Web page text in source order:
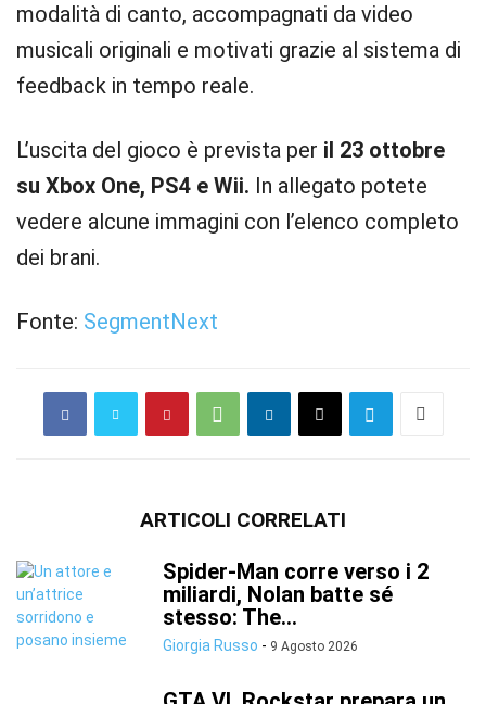
modalità di canto, accompagnati da video
musicali originali e motivati grazie al sistema di
feedback in tempo reale.
L’uscita del gioco è prevista per il 23 ottobre
su Xbox One, PS4 e Wii. In allegato potete
vedere alcune immagini con l’elenco completo
dei brani.
Fonte: SegmentNext
ARTICOLI CORRELATI
Spider-Man corre verso i 2
miliardi, Nolan batte sé
stesso: The...
Giorgia Russo - 9 Agosto 2026